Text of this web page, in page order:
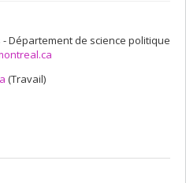
Département de science politique
(Travail)